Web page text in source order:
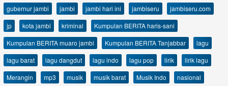
gubernur jambi
jambi jambi hari ini jambiseru
jambiseru.com
jp
kota jambi kriminal
Kumpulan BERITA haris-sani
Kumpulan BERITA muaro jambi
Kumpulan BERITA Tanjabbar
lagu
lagu barat
lagu dangdut lagu indo lagu pop lirik
lirik lagu
Merangin
mp3 musik musik barat Musik Indo
nasional